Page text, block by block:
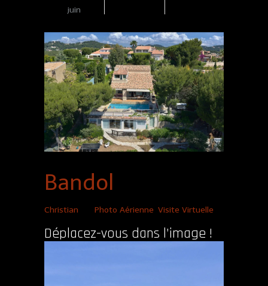
juin
Bandol
Christian Photo Aérienne Visite Virtuelle
Déplacez-vous dans l’image !